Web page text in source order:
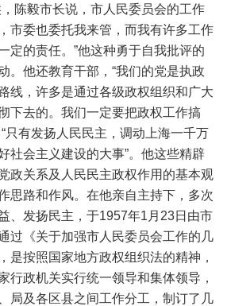
陈毅市长说，市人民委员会的工作
市委也委托我来管，而我有许多工作
定的责任。”他这种勇于自我批评的
。他还教育干部，“我们的党是执政
线，许多是通过各级政权组织和广大
下去的。我们一定要把政权工作搞
只有发扬人民民主，调动上海一千万
社会主义建设的大事”。他这些精辟
政关系及人民民主政权作用的基本观
思路和作风。在他亲自主持下，多次
、发扬民主，于1957年1月23日由市
过《关于加强市人民委员会工作的几
是按照国家地方政权组织法的精神，
行政机关实行统一领导和集体领导，
局及各区县之间工作分工，制订了几